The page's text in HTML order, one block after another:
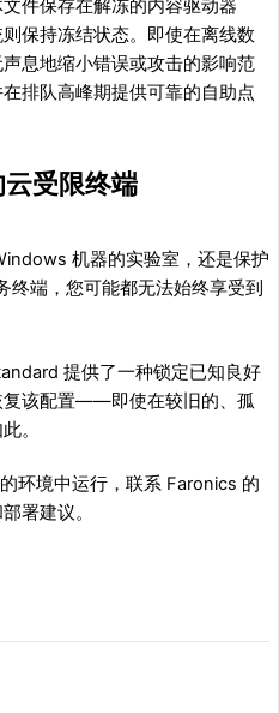
件保存在解冻的内容驱动器
保持冻结状态。即使在离线数
息地缩小错误或攻击的影响范
排队高峰期提供可靠的自助点
受限终端
机器的实验室，还是保护
终端，您可能都无法始终享受到
提供了一种锁定已知良好
复该配置——即使在较旧的、孤
。
环境中运行，联系 Faronics 的
署建议。